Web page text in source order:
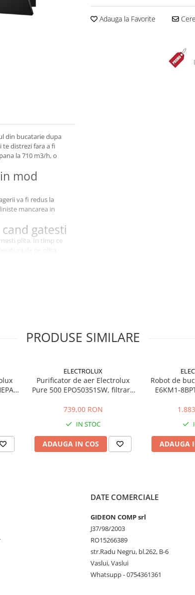
Adauga la Favorite
din bucatarie dupa
distrezi fara a fi
la 710 m3/h, o
mod
va fi redus la
mancarea in
gatesti
plita. In timp ce
PRODUSE SIMILARE
ELECTROLUX
Purificator de aer Electrolux
Pure 500 EPO50351SW, filtrare
739,00 RON
IN STOC
ADAUGA IN COS
Robot de
E6KM1-
viteze +
ADAUGA
DATE COMERCIALE
GIDEON COMP srl
J37/98/2003
RO15266389
str.Radu Negru, bl.262, B-6
Vaslui, Vaslui
Whatsupp - 0754361361